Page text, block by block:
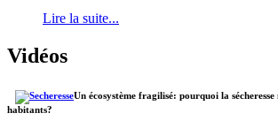
Lire la suite...
Vidéos
Un écosystème fragilisé: pourquoi la sécheresse
habitants?